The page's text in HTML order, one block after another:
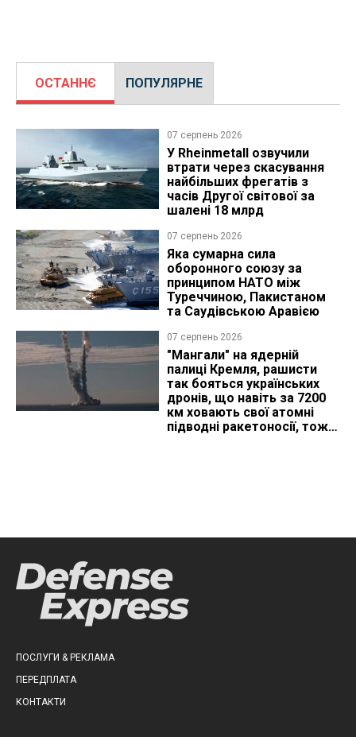
ОСТАННЄ ПОПУЛЯРНЕ
07 серпень 2026
У Rheinmetall озвучили
втрати через скасування
найбільших фрегатів з
часів Другої світової за
шалені 18 млрд
07 серпень 2026
Яка сумарна сила
оборонного союзу за
принципом НАТО між
Туреччиною, Пакистаном
та Саудівською Аравією
07 серпень 2026
"Мангали" на ядерній
палиці Кремля, рашисти
так бояться українських
дронів, що навіть за 7200
км ховають свої атомні
підводні ракетоносії, тож
ПОСЛУГИ & РЕКЛАМА
ПЕРЕДПЛАТА
КОНТАКТИ